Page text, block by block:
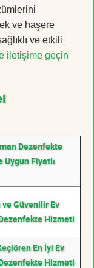
ve haşere
ve etkili
iletişime geçin
Dezenfekte
Uygun Fiyatlı
ve Güvenilir Ev
Hizmeti
En İyi Ev
Hizmeti